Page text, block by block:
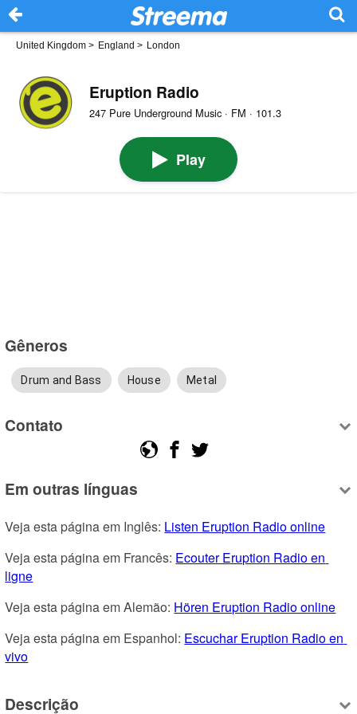
United Kingdom > England > London
Eruption Radio
247 Pure Underground Music · FM · 101.3
Play
Gêneros
Drum and Bass House Metal
Contato
Em outras línguas
Veja esta página em Inglês: Listen Eruption Radio online
Veja esta página em Francês: Ecouter Eruption Radio en
ligne
Veja esta página em Alemão: Hören Eruption Radio online
Veja esta página em Espanhol: Escuchar Eruption Radio en
vivo
Descrição